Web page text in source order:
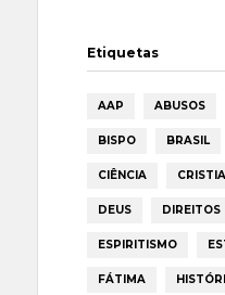
Etiquetas
AAP ABUSOS
BISPO BRASIL
CIÊNCIA
DEUS DIREITOS
ESPIRITISMO
FÁTIMA